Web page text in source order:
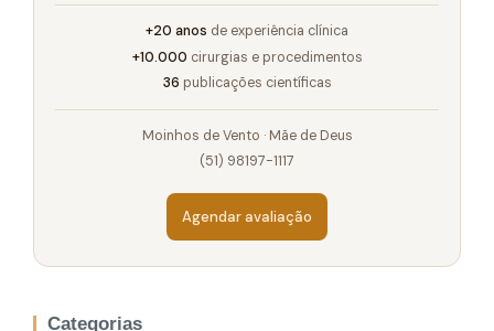
+20 anos de experiência clínica
+10.000 cirurgias e procedimentos
36 publicações científicas
Moinhos de Vento · Mãe de Deus
(51) 98197-1117
Agendar avaliação
Categorias